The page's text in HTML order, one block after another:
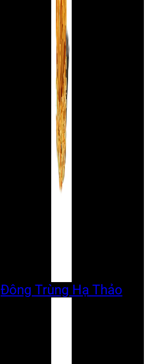
Đông Trùng Hạ Thảo